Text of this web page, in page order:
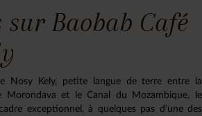
Baobab Café
Nosy Kely, petite langue de terre entre la
Morondava et le Canal du Mozambique, le
exceptionnel, à quelques pas d’une des